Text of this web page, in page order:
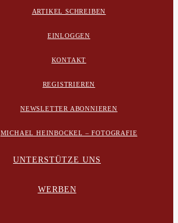
ARTIKEL SCHREIBEN
EINLOGGEN
KONTAKT
REGISTRIEREN
NEWSLETTER ABONNIEREN
MICHAEL HEINBOCKEL – FOTOGRAFIE
UNTERSTÜTZE UNS
WERBEN